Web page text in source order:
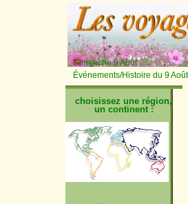
Dimanche 9 Août
Événements/Histoire du 9 Août
choisissez une région,
un continent :